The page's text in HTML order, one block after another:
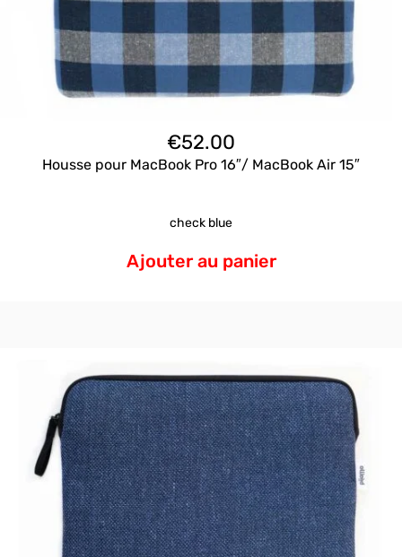
€52.00
Housse pour MacBook Pro 16″/ MacBook Air 15″
check blue
Ajouter au panier